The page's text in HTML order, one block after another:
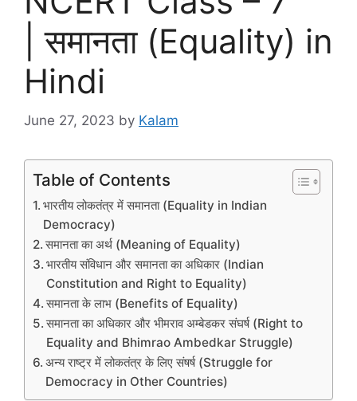
| समानता (Equality) in
Hindi
June 27, 2023 by Kalam
Table of Contents
भारतीय लोकतंत्र में समानता (Equality in Indian
Democracy)
समानता का अर्थ (Meaning of Equality)
भारतीय संविधान और समानता का अधिकार (Indian
Constitution and Right to Equality)
समानता के लाभ (Benefits of Equality)
समानता का अधिकार और भीमराव अम्बेडकर संघर्ष (Right to
Equality and Bhimrao Ambedkar Struggle)
अन्य राष्ट्र में लोकतंत्र के लिए संषर्ष (Struggle for
Democracy in Other Countries)